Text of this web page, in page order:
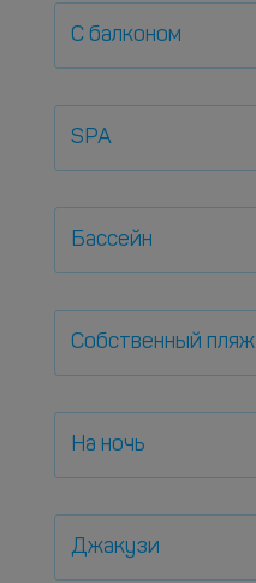
С балконом
SPA
Бассейн
Собственный пляж
На ночь
Джакузи